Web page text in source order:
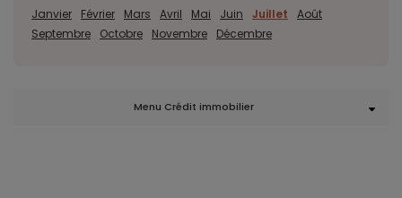
Janvier Février Mars Avril Mai Juin Juillet
Août
Septembre
Octobre Novembre Décembre
Menu Crédit immobilier